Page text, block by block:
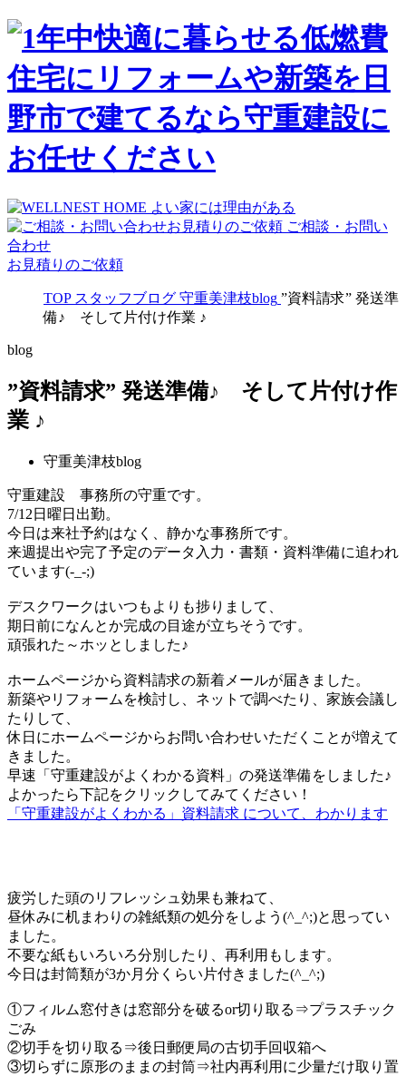
ご相談・お問い
合わせ
お見積りのご依頼
TOP スタッフブログ 守重美津枝blog ”資料請求” 発送準
備♪ そして片付け作業 ♪
blog
”資料請求” 発送準備♪ そして片付け作
業 ♪
守重美津枝blog
守重建設 事務所の守重です。
7/12日曜日出勤。
今日は来社予約はなく、静かな事務所です。
来週提出や完了予定のデータ入力・書類・資料準備に追われ
ています(-_-;)
デスクワークはいつもよりも捗りまして、
期日前になんとか完成の目途が立ちそうです。
頑張れた～ホッとしました♪
ホームページから資料請求の新着メールが届きました。
新築やリフォームを検討し、ネットで調べたり、家族会議し
たりして、
休日にホームページからお問い合わせいただくことが増えて
きました。
早速「守重建設がよくわかる資料」の発送準備をしました♪
よかったら下記をクリックしてみてください！
「守重建設がよくわかる」資料請求 について、わかります
疲労した頭のリフレッシュ効果も兼ねて、
昼休みに机まわりの雑紙類の処分をしよう(^_^;)と思ってい
ました。
不要な紙もいろいろ分別したり、再利用もします。
今日は封筒類が3か月分くらい片付きました(^_^;)
①フィルム窓付きは窓部分を破るor切り取る⇒プラスチック
ごみ
②切手を切り取る⇒後日郵便局の古切手回収箱へ
③切らずに原形のままの封筒⇒社内再利用に少量だけ取り置